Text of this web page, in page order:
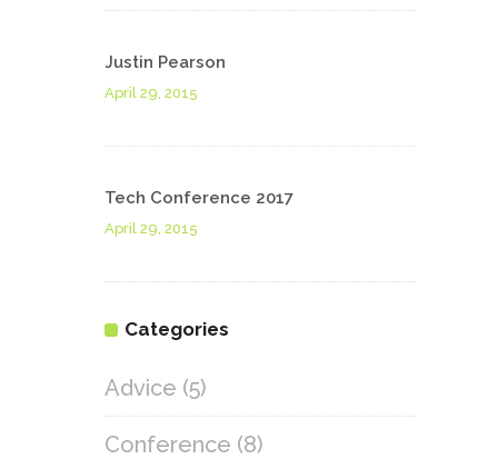
Justin Pearson
April 29, 2015
Tech Conference 2017
April 29, 2015
Categories
Advice (5)
Conference (8)